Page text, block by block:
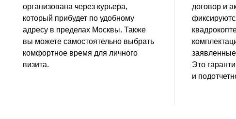
организована через курьера,
который прибудет по удобному
адресу в пределах Москвы. Также
вы можете самостоятельно выбрать
комфортное время для личного
визита.
договор и
Это
и